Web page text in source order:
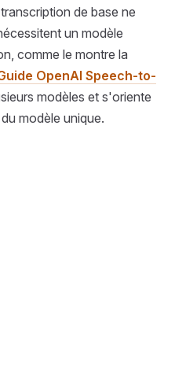
de base ne
un modèle
comme le montre la
OpenAI Speech-to-
modèles et s'oriente
modèle unique.